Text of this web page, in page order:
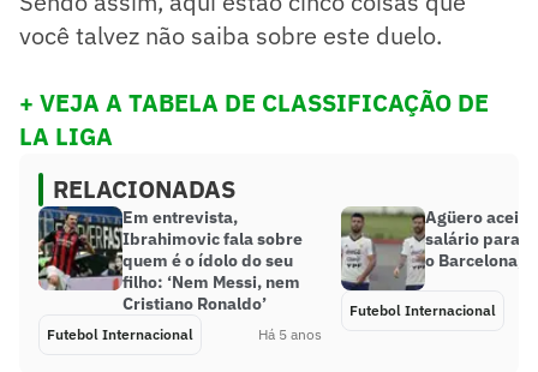
você talvez não saiba sobre este duelo.
+ VEJA A TABELA DE CLASSIFICAÇÃO DE
LA LIGA
RELACIONADAS
Em entrevista,
Ibrahimovic fala sobre
quem é o ídolo do seu
filho: ‘Nem Messi, nem
Cristiano Ronaldo’
Futebol Internacional Há 5 anos
Agüero
salário para
o Barcelona,
Futebol Internacional